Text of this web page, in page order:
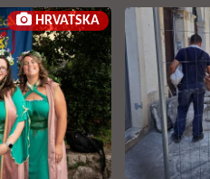
HRVATSKA